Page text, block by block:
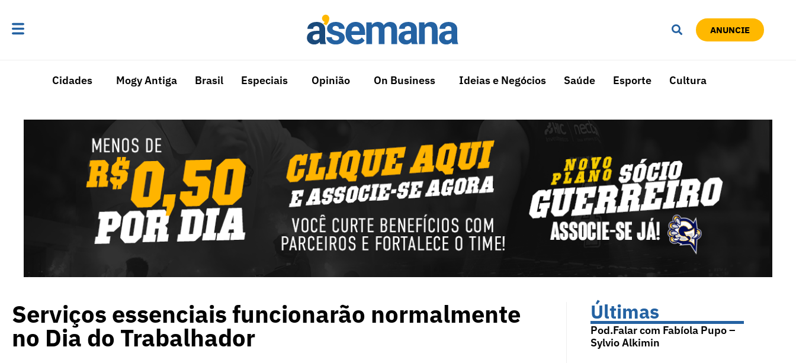
ANUNCIE
Cidades Mogy Antiga Brasil Especiais Opinião On Business Ideias e Negócios Saúde Esporte Cultura
Serviços essenciais funcionarão normalmente
no Dia do Trabalhador
Últimas
Pod.Falar com Fabíola Pupo –
Sylvio Alkimin